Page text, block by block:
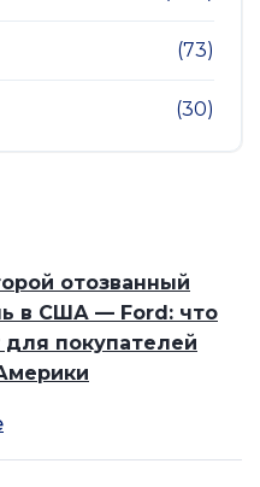
(73)
(30)
отозванный
в США — Ford: что
для покупателей